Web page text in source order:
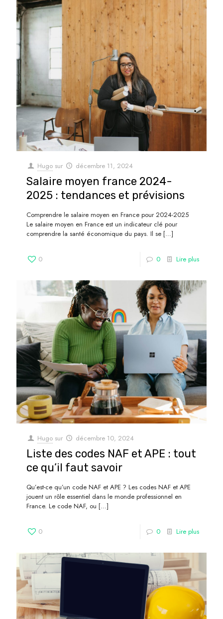
Hugo sur décembre 11, 2024
Salaire moyen france 2024-
2025 : tendances et prévisions
Comprendre le salaire moyen en France pour 2024-2025
Le salaire moyen en France est un indicateur clé pour
comprendre la santé économique du pays. Il se […]
0 0 Lire plus
Hugo sur décembre 10, 2024
Liste des codes NAF et APE : tout
ce qu’il faut savoir
Qu’est-ce qu’un code NAF et APE ? Les codes NAF et APE
jouent un rôle essentiel dans le monde professionnel en
France. Le code NAF, ou […]
0 0 Lire plus